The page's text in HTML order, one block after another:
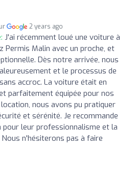
2 years ago
J'ai récemment loué une voiture à
Permis Malin avec un proche, et
Dès notre arrivée, nous
et le processus de
accroc. La voiture était en
parfaitement équipée pour nos
nous avons pu pratiquer
et sérénité. Je recommande
pour leur professionnalisme et la
n'hésiterons pas à faire